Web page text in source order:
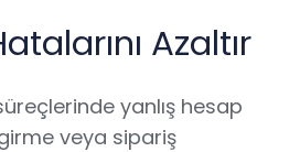
Azaltır
yanlış hesap
veya sipariş